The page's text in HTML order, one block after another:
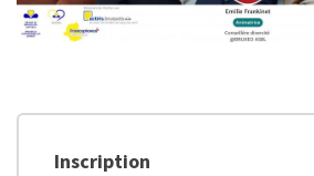
Inscription